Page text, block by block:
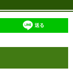
送る